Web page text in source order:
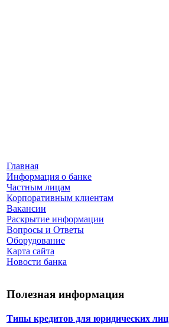
Главная
Информация о банке
Частным лицам
Корпоративным клиентам
Вакансии
Раскрытие информации
Вопросы и Ответы
Оборудование
Карта сайта
Новости банка
Полезная информация
Типы кредитов для юридических лиц